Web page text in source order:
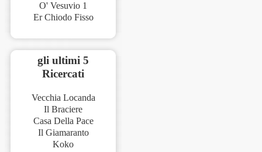
O' Vesuvio 1
Er Chiodo Fisso
gli ultimi 5
Ricercati
Vecchia Locanda
Il Braciere
Casa Della Pace
Il Giamaranto
Koko